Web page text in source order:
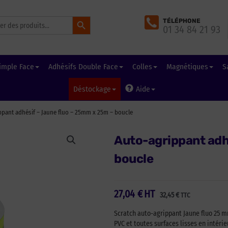
Search Button
TÉLÉPHONE
01 34 84 21 93
Face Adhésifs Double Face Colles Magnétiques
Déstockage Aide
adhésif – Jaune fluo – 25mm x 25m – boucle
Auto-agrippant
boucle
27,04 € 32,45€ TTC
HT
Scratch auto-agrippant Jaune fluo 25
PVC et toutes surfaces lisses en